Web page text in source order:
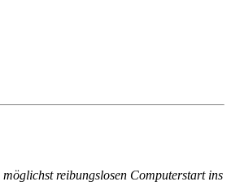
reibungslosen Computerstart ins